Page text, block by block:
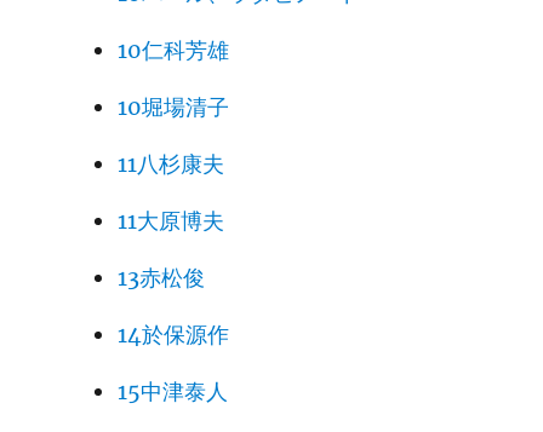
10仁科芳雄
10堀場清子
11八杉康夫
11大原博夫
13赤松俊
14於保源作
15中津泰人